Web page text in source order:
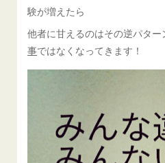
験が増えたら
他者に甘えるのはその逆パター
事ではなくなってきます！